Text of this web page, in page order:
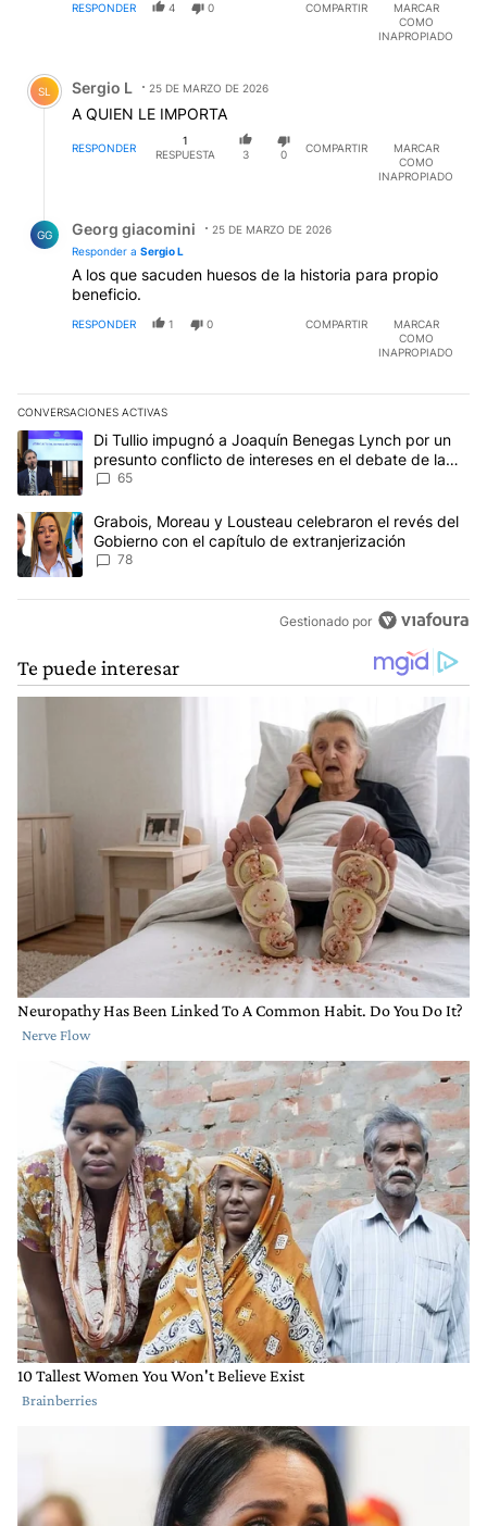
RESPONDER 4 0 COMPARTIR
MARCAR
COMO
INAPROPIADO
Comentario de Sergio L.
SL Sergio L 25 DE MARZO DE 2026
A QUIEN LE IMPORTA
RESPONDER
1
RESPUESTA
3 0
COMPARTIR
MARCAR
COMO
INAPROPIADO
GG Georg giacomini
25 DE MARZO DE 2026
Responder a Sergio L
A los que sacuden huesos de la historia para propio
beneficio.
RESPONDER 1 0 COMPARTIR
MARCAR
COMO
INAPROPIADO
CONVERSACIONES ACTIVAS
Este listado muestra los artículos con más comentarios en los
Un artículo de tendencia con el título "Di Tullio impugnó a
Di Tullio impugnó a Joaquín Benegas Lynch por un
presunto conflicto de intereses en el debate de la
Ley de Tierras
65
Un artículo de tendencia con el título "Grabois, Moreau y
Grabois, Moreau y Lousteau celebraron el revés del
Gobierno con el capítulo de extranjerización
78
Gestionado por